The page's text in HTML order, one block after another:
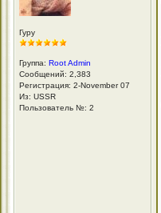
Гуру
Группа: Root Admin
Сообщений: 2,383
Регистрация: 2-November 07
Из: USSR
Пользователь №: 2